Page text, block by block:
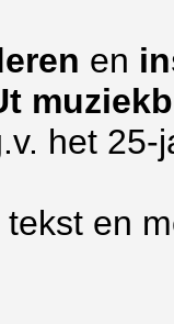
en
het
en